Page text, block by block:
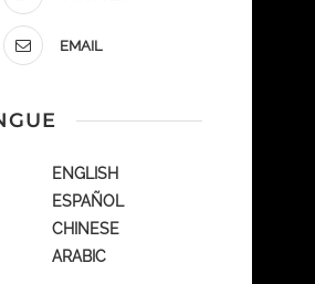
EMAIL
ENGLISH
ESPAÑOL
CHINESE
ARABIC